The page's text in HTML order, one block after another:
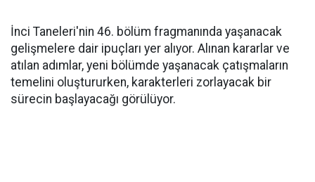
İnci Taneleri'nin 46. bölüm fragmanında yaşanacak
gelişmelere dair ipuçları yer alıyor. Alınan kararlar ve
atılan adımlar, yeni bölümde yaşanacak çatışmaların
temelini oluştururken, karakterleri zorlayacak bir
sürecin başlayacağı görülüyor.